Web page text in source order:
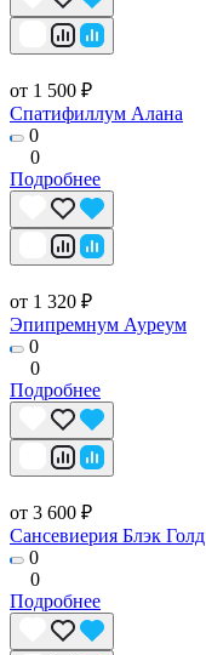
от 1 500 ₽
Спатифиллум Алана
0
0
Подробнее
от 1 320 ₽
Эпипремнум Ауреум
0
0
Подробнее
от 3 600 ₽
Сансевиерия Блэк Голд
0
0
Подробнее